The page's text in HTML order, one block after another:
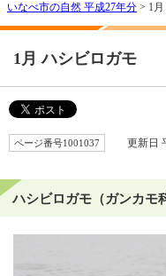
いなべ市の自然 平成27年分 > 1
1月 ハシビロガモ
ページ番号1001037 更新日
ハシビロガモ（ガンカモ